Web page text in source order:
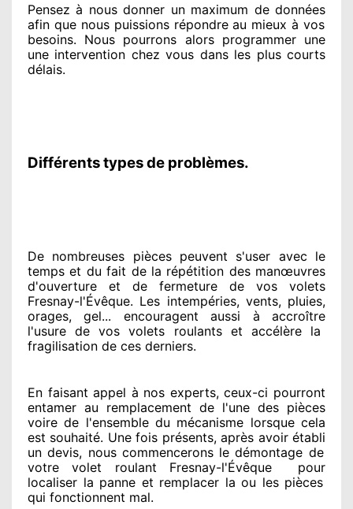
Pensez à nous donner un maximum de données
afin que nous puissions répondre au mieux à vos
besoins. Nous pourrons alors programmerune
une intervention chez vous dans les plus courts
délais.
Différents types de problèmes.
De nombreuses pièces peuvent s'user avec le
temps et du fait de la répétition des manœuvres
d'ouverture et de fermeture de vos volets
Fresnay-l'Évêque. Les intempéries, vents, pluies,
orages, gel... encouragent aussi à accroître
l'usure de vos volets roulants et accélère la
fragilisation de ces derniers.
En faisant appel à nos experts, ceux-ci pourront
entamer au remplacement de l'une des pièces
voire de l'ensembledu mécanisme lorsque cela
est souhaité. Une fois présents, après avoir établi
un devis, nous commencerons le démontage de
votre volet roulant Fresnay-l'Évêque
pour
localiser la panne et remplacer la ou les pièces
qui fonctionnent mal.